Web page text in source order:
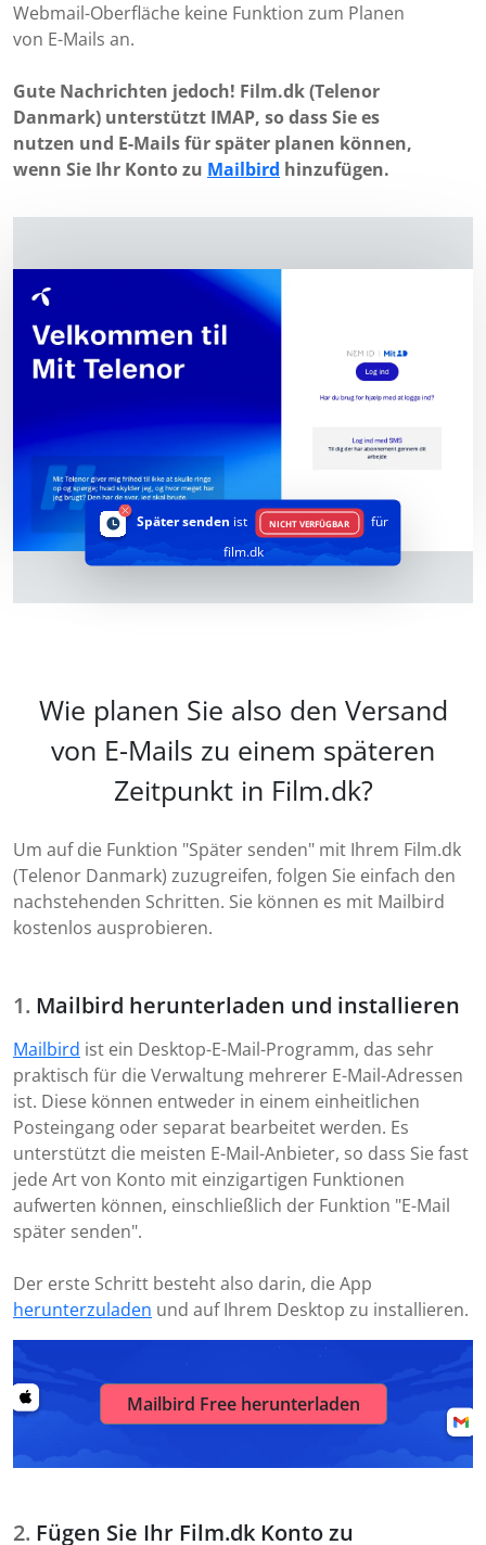
Webmail-Oberfläche keine Funktion zum Planen
von E-Mails an.
Gute Nachrichten jedoch! Film.dk (Telenor
Danmark) unterstützt IMAP, so dass Sie es
nutzen und E-Mails für später planen können,
wenn Sie Ihr Konto zu Mailbird hinzufügen.
Später senden ist NICHT VERFÜGBAR
für
film.dk
Wie planen Sie also den Versand
von E-Mails zu einem späteren
Zeitpunkt in Film.dk?
Um auf die Funktion "Später senden" mit Ihrem Film.dk
(Telenor Danmark) zuzugreifen, folgen Sie einfach den
nachstehenden Schritten. Sie können es mit Mailbird
kostenlos ausprobieren.
Mailbird herunterladen und installieren
Mailbird ist ein Desktop-E-Mail-Programm, das sehr
praktisch für die Verwaltung mehrerer E-Mail-Adressen
ist. Diese können entweder in einem einheitlichen
Posteingang oder separat bearbeitet werden. Es
unterstützt die meisten E-Mail-Anbieter, so dass Sie fast
jede Art von Konto mit einzigartigen Funktionen
aufwerten können, einschließlich der Funktion "E-Mail
später senden".
Der erste Schritt besteht also darin, die App
herunterzuladen und auf Ihrem Desktop zu installieren.
Mailbird Free herunterladen
Fügen Sie Ihr Film.dk Konto zu